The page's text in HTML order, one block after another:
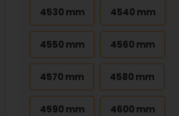
4530 mm 4540 mm
4550 mm 4560 mm
4570 mm 4580 mm
4590 mm 4600 mm